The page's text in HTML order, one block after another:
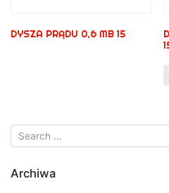
DYSZA PRĄDU 0,6 MB 15
Archiwa